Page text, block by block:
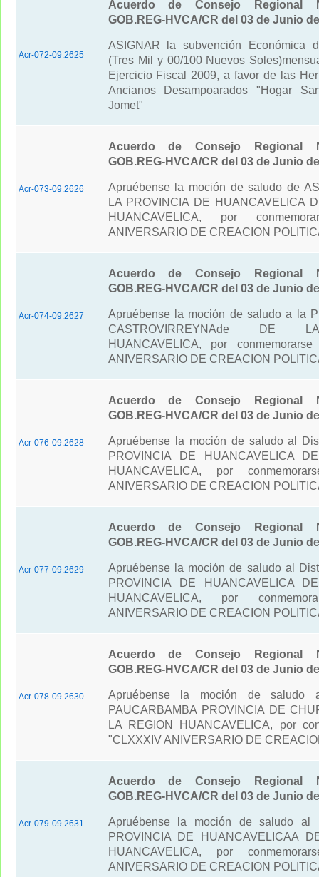
Acr-072-09.2625
Acuerdo de Consejo Regional
GOB.REG-HVCA/CR del 03 de Junio
ASIGNAR la subvención Económica
(Tres Mil y 00/100 Nuevos
Ejercicio Fiscal 2009, a favor de las
Ancianos Desampoarados "Hogar
Jomet"
Acr-073-09.2626
Acuerdo de Consejo Regional
GOB.REG-HVCA/CR del 03 de Junio
Apruébense la moción de saludo de
LA PROVINCIA DE HUANCAVELICA
HUANCAVELICA, por
ANIVERSARIO DE CREACION
Acr-074-09.2627
Acuerdo de Consejo Regional
GOB.REG-HVCA/CR del 03 de Junio
Apruébense la moción de saludo a la
CASTROVIRREYNAde DE
HUANCAVELICA, por
ANIVERSARIO DE CREACION
Acr-076-09.2628
Acuerdo de Consejo Regional
GOB.REG-HVCA/CR del 03 de Junio
Apruébense la moción de saludo al
PROVINCIA DE HUANCAVELICA
HUANCAVELICA, por
ANIVERSARIO DE CREACION
Acr-077-09.2629
Acuerdo de Consejo Regional
GOB.REG-HVCA/CR del 03 de Junio
Apruébense la moción de saludo al
PROVINCIA DE HUANCAVELICA
HUANCAVELICA, por
ANIVERSARIO DE CREACION
Acr-078-09.2630
Acuerdo de Consejo Regional
GOB.REG-HVCA/CR del 03 de Junio
Apruébense la moción de saludo
PAUCARBAMBA PROVINCIA DE
LA REGION HUANCAVELICA, por
"CLXXXIV ANIVERSARIO DE
Acr-079-09.2631
Acuerdo de Consejo Regional
GOB.REG-HVCA/CR del 03 de Junio
Apruébense la moción de saludo al
PROVINCIA DE HUANCAVELICAA
HUANCAVELICA, por
ANIVERSARIO DE CREACION